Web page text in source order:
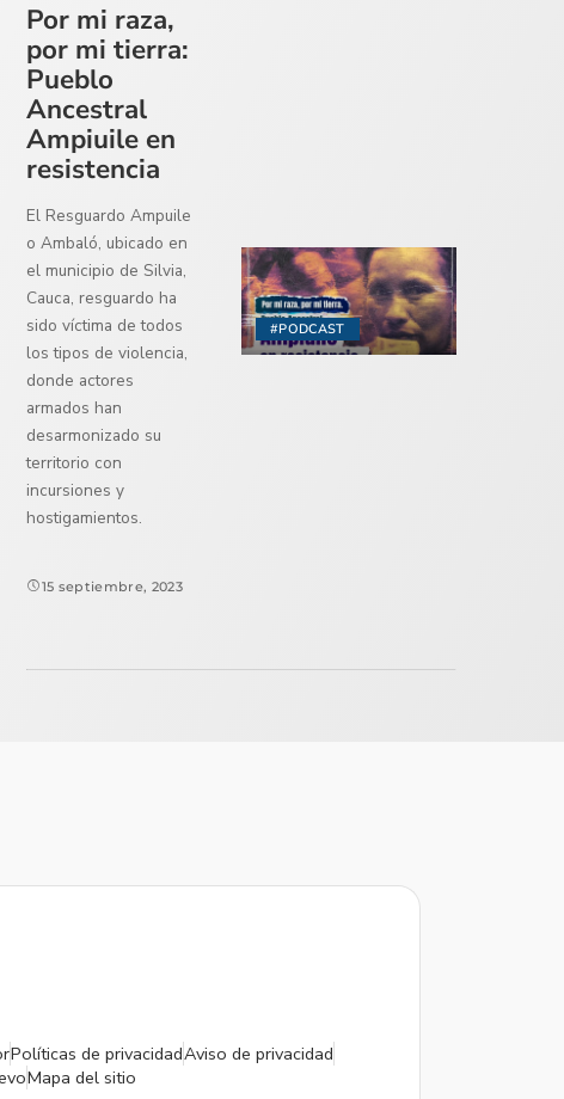
#PODCAST
Por mi raza,
por mi tierra:
Pueblo
Ancestral
Ampiuile en
resistencia
El Resguardo Ampuile
o Ambaló, ubicado en
el municipio de Silvia,
Cauca, resguardo ha
sido víctima de todos
los tipos de violencia,
donde actores
armados han
desarmonizado su
territorio con
incursiones y
hostigamientos.
15 septiembre, 2023
Políticas de privacidadAviso de privacidad
Mapa del sitio